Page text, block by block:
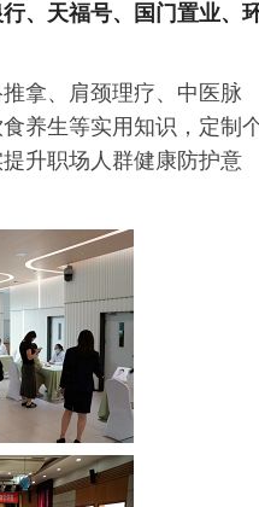
、天福号、国门置业、
拿、肩颈理疗、中医脉
养生等实用知识，定制
升职场人群健康防护意